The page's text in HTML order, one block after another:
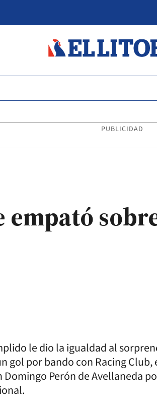
PUBLICIDAD
le dio la igualdad al
gol por bando con Racing Club,
Perón de Avellaneda